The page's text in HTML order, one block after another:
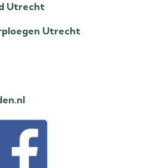
Utrecht
Utrecht